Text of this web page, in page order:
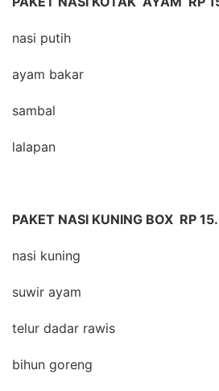
nasi putih
ayam bakar
sambal
lalapan
PAKET NASI KUNING BOX RP
nasi kuning
suwir ayam
telur dadar rawis
bihun goreng